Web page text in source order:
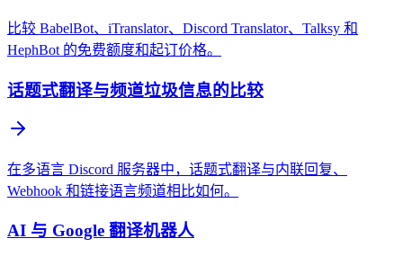
比较 BabelBot、iTranslator、Discord Translator、Talksy 和
HephBot 的免费额度和起订价格。
话题式翻译与频道垃圾信息的比较
在多语言 Discord 服务器中，话题式翻译与内联回复、
Webhook 和链接语言频道相比如何。
AI 与 Google 翻译机器人